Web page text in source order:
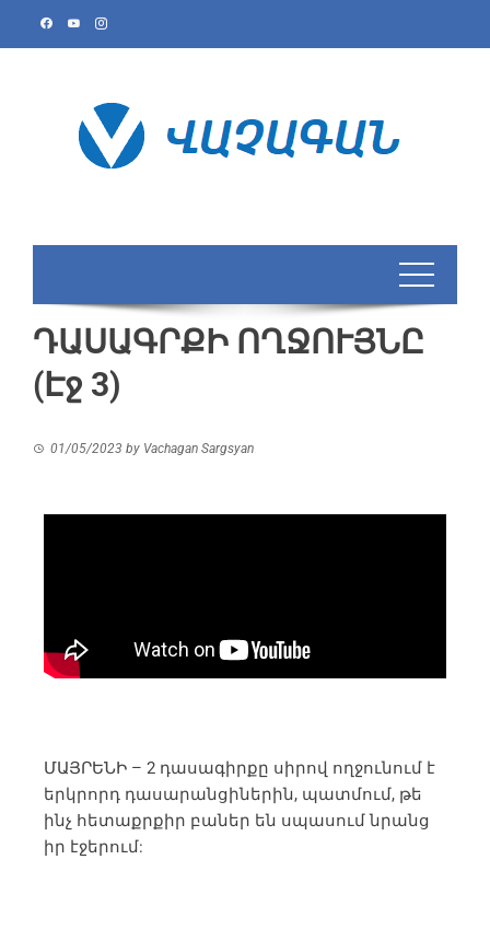
ԴԱՍԱԳՐՔԻ ՈՂՋՈՒՅՆԸ
(Էջ 3)
01/05/2023 by Vachagan Sargsyan
ՄԱՅՐԵՆԻ – 2 դասագիրքը սիրով ողջունում է
երկրորդ դասարանցիներին, պատմում, թե
ինչ հետաքրքիր բաներ են սպասում նրանց
իր էջերում: